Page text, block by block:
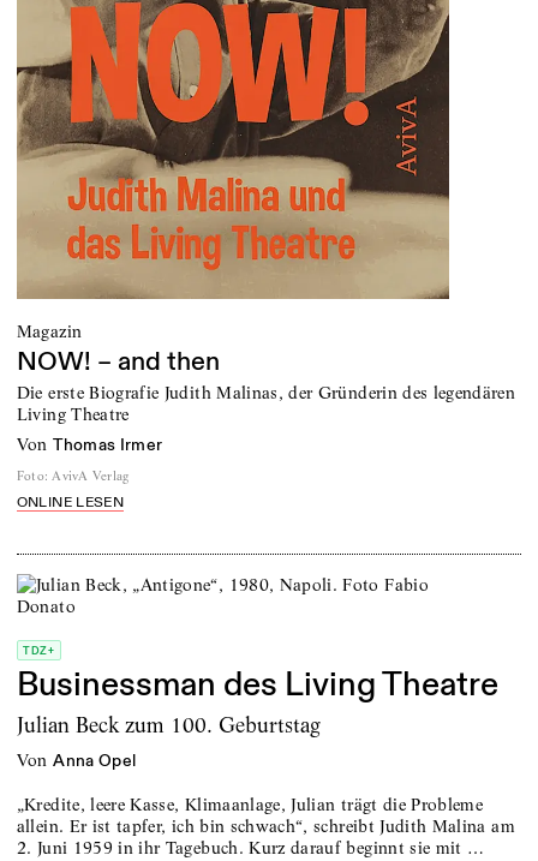
Magazin
NOW! – and then
Die erste Biografie Judith Malinas, der Gründerin des legendären
Living Theatre
von Thomas Irmer
Foto: AvivA Verlag
ONLINE LESEN
TDZ+
Businessman des Living Theatre
Julian Beck zum 100. Geburtstag
von Anna Opel
„Kredite, leere Kasse, Klimaanlage, Julian trägt die Probleme
allein. Er ist tapfer, ich bin schwach“, schreibt Judith Malina am
2. Juni 1959 in ihr Tagebuch. Kurz darauf beginnt sie mit …